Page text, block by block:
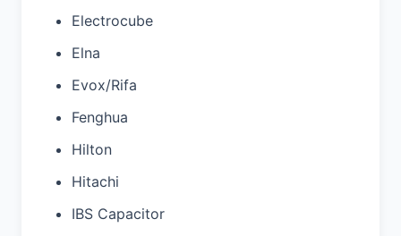
Electrocube
Elna
Evox/Rifa
Fenghua
Hilton
Hitachi
IBS Capacitor